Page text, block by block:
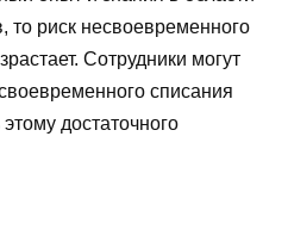
то риск несвоевременного
Сотрудники могут
списания
достаточного